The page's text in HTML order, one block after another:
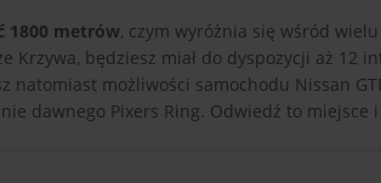
1800 metrów, czym wyróżnia się wśród
Krzywa, będziesz miał do dyspozycji aż
natomiast możliwości samochodu Nissan
dawnego Pixers Ring. Odwiedź to